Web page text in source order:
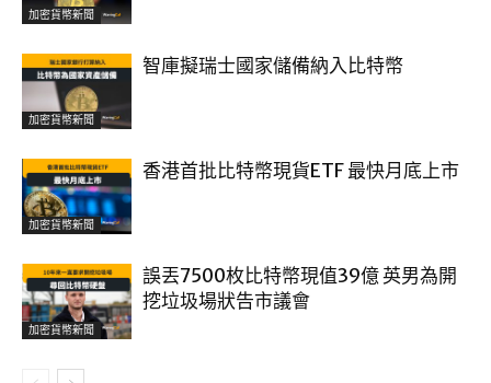
加密貨幣新聞
加密貨幣新聞
智庫擬瑞士國家儲備納入比特幣
加密貨幣新聞
香港首批比特幣現貨ETF 最快月底上市
加密貨幣新聞
誤丟7500枚比特幣現值39億 英男為開
挖垃圾場狀告市議會